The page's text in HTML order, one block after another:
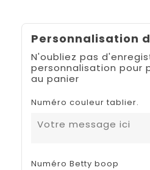
Personnalisation
N'oubliez pas
personnalisation pour
au panier
Numéro couleur tablier.
Numéro Betty boop